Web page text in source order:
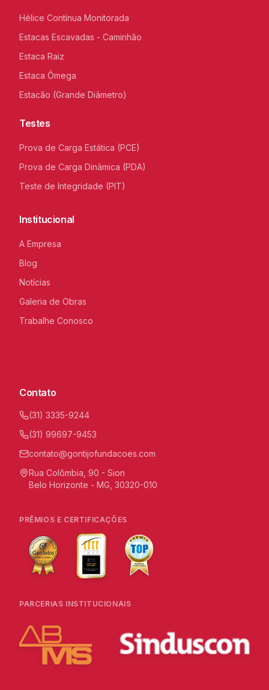
Hélice Contínua Monitorada
Estacas Escavadas - Caminhão
Estaca Raiz
Estaca Ômega
Estacão (Grande Diâmetro)
Testes
Prova de Carga Estática (PCE)
Prova de Carga Dinâmica (PDA)
Teste de Integridade (PIT)
Institucional
A Empresa
Blog
Notícias
Galeria de Obras
Trabalhe Conosco
Contato
(31) 3335-9244
(31) 99697-9453
contato@gontijofundacoes.com
Rua Colômbia, 90 - Sion
Belo Horizonte - MG, 30320-010
PRÊMIOS E CERTIFICAÇÕES
PARCERIAS INSTITUCIONAIS